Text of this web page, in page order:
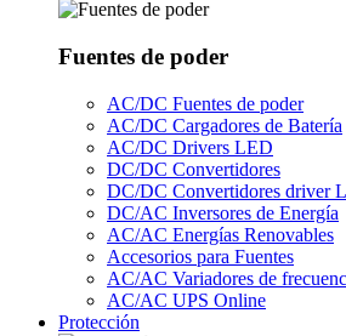
Fuentes de poder
AC/DC Fuentes de poder
AC/DC Cargadores de Batería
AC/DC Drivers LED
DC/DC Convertidores
DC/DC Convertidores driver
DC/AC Inversores de Energía
AC/AC Energías Renovables
Accesorios para Fuentes
AC/AC Variadores de
AC/AC UPS Online
Protección